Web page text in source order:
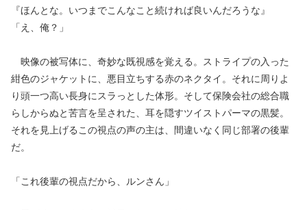
『ほんとな。いつまでこんなこと続ければ良いんだろうな』
「え、俺？」
映像の被写体に、奇妙な既視感を覚える。ストライプの入った
紺色のジャケットに、悪目立ちする赤のネクタイ。それに周りよ
り頭一つ高い長身にスラっとした体形。そして保険会社の総合職
らしからぬと苦言を呈された、耳を隠すツイストパーマの黒髪。
それを見上げるこの視点の声の主は、間違いなく同じ部署の後輩
だ。
「これ後輩の視点だから、ルンさん」